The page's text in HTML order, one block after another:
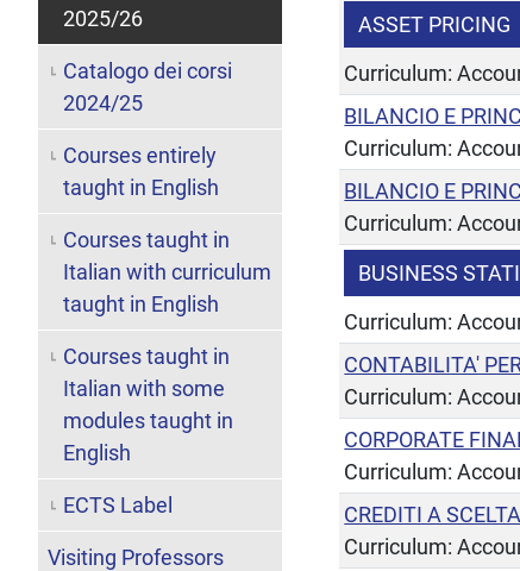
ASSET PRICING
Curriculum:
BILANCIO E
Curriculum:
BILANCIO E
Curriculum:
BUSINESS
Curriculum:
CONTABILITA'
Curriculum:
CORPORATE
Curriculum:
CREDITI A
Curriculum:
2025/26
Catalogo dei corsi
2024/25
Courses entirely
taught in English
Courses taught in
Italian with curriculum
taught in English
Courses taught in
Italian with some
modules taught in
English
ECTS Label
Visiting Professors